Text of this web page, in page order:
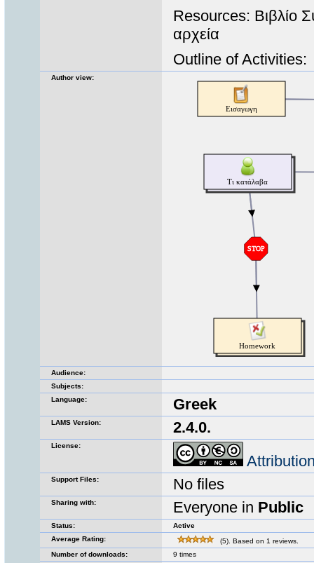
Resources: Βιβλίο
αρχεία
Outline of Activities:
Author view:
Audience:
Subjects:
Language:
Greek
LAMS Version: 2.4.0.
License:
Support Files: No files
Sharing with: Everyone in Public
Status:
Active
Average Rating:
(5). Based on 1 reviews.
Number of downloads:
9 times